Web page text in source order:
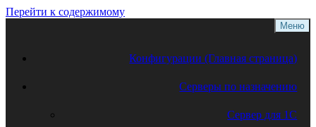
Перейти к содержимому
Меню
Конфигурации (Главная страница)
Серверы по назначению
Сервер для 1С